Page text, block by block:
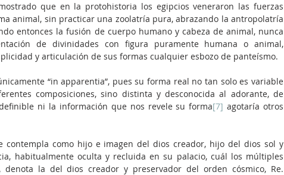
que en la protohistoria los egipcios veneraron las fuerzas
animal, sin practicar una zoolatría pura, abrazando la antropolatría
entonces la fusión de cuerpo humano y cabeza de animal, nunca
de divinidades con figura puramente humana o animal,
y articulación de sus formas cualquier esbozo de panteísmo.
“in apparentia”, pues su forma real no tan solo es variable
composiciones, sino distinta y desconocida al adorante, de
ni la información que nos revele su forma[7] agotaría otros
contempla como hijo e imagen del dios creador, hijo del dios sol y
habitualmente oculta y recluida en su palacio, cuál los múltiples
denota la del dios creador y preservador del orden cósmico, Re.